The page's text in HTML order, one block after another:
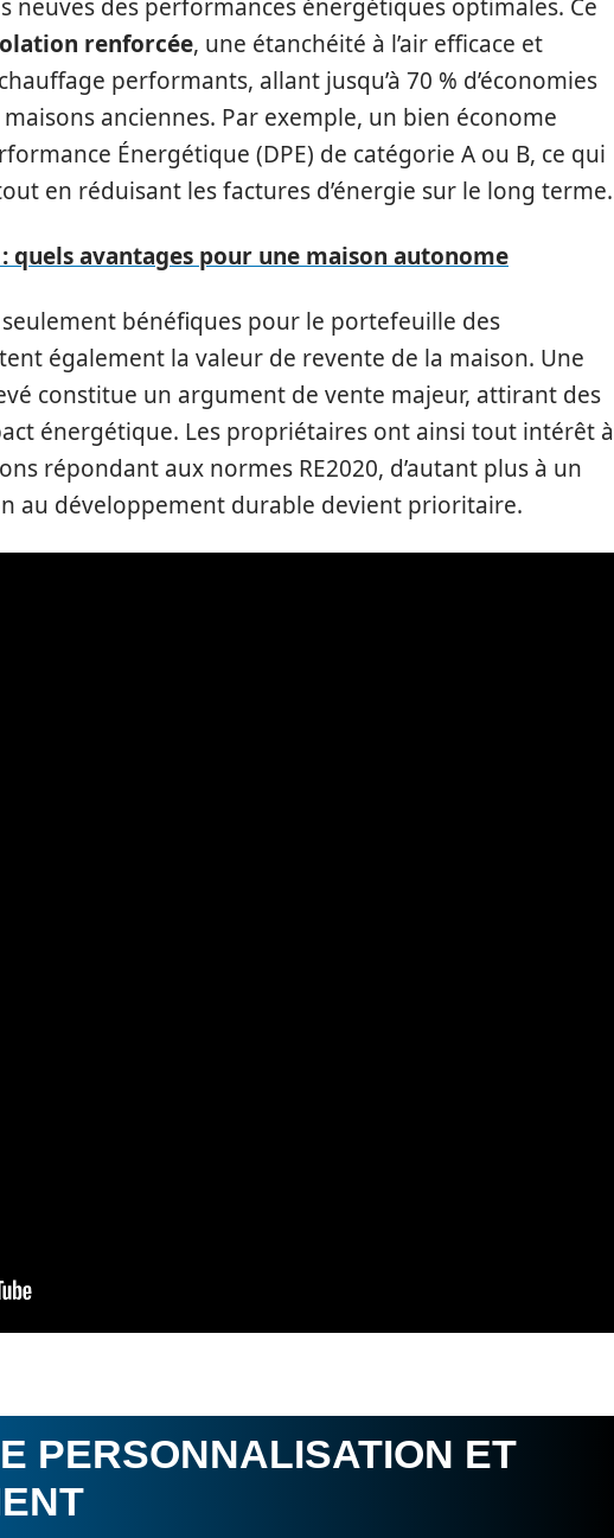
neuves des performances énergétiques optimales. Ce
renforcée, une étanchéité à l’air efficace et
performants, allant jusqu’à 70 % d’économies
anciennes. Par exemple, un bien économe
Énergétique (DPE) de catégorie A ou B, ce qui
en réduisant les factures d’énergie sur le long terme.
quels avantages pour une maison autonome
bénéfiques pour le portefeuille des
également la valeur de revente de la maison. Une
constitue un argument de vente majeur, attirant des
énergétique. Les propriétaires ont ainsi tout intérêt à
répondant aux normes RE2020, d’autant plus à un
au développement durable devient prioritaire.
PERSONNALISATION ET